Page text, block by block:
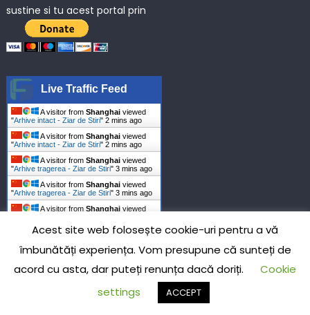
sustine si tu acest portal prin
Live Traffic Feed
A visitor from Shanghaiviewed
"Arhive intact - Ziar de Stiri" 2 mins ago
A visitor from Shanghaiviewed
"Arhive intact - Ziar de Stiri" 2 mins ago
A visitor from Shanghaiviewed
"Arhive tragerea - Ziar de Stiri" 3 mins ago
A visitor from Shanghaiviewed
"Arhive tragerea - Ziar de Stiri" 3 mins ago
A visitor from Shanghaiviewed
mins ago
Arhive planul - Page 4 of 5 - Ziar de…"6
A visitor fromShanghaiviewed
Acest site web folosește cookie-uri pentru a vă
îmbunătăți experiența. Vom presupune că sunteți de
acord cu asta, dar puteți renunța dacă doriți.
Cookie
settings
ACCEPT